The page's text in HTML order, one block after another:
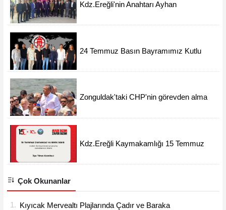
Kdz.Ereğli'nin Anahtarı Ayhan
24 Temmuz Basın Bayramımız Kutlu
Zonguldak'taki CHP'nin görevden alma
Kdz.Ereğli Kaymakamlığı 15 Temmuz
Çok Okunanlar
1.
Kıyıcak Mervealtı Plajlarında Çadır ve Baraka